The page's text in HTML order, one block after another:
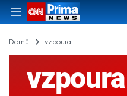
Domů vzpoura
vzpoura